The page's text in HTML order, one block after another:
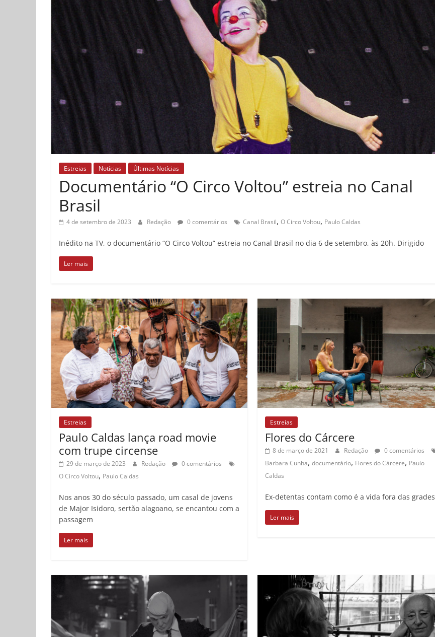
Estreias Notícias Últimas Notícias
Documentário “O Circo Voltou” estreia no Canal
Brasil
4 de setembro de 2023 Redação 0 comentários Canal Brasil, O Circo Voltou, Paulo Caldas
Inédito na TV, o documentário “O Circo Voltou” estreia no Canal Brasil no dia 6 de setembro, às 20h. Dirigido
Ler mais
Estreias
Paulo Caldas lança road movie
com trupe circense
29 de março de 2023 Redação
0 comentários
O Circo Voltou, Paulo Caldas
Nos anos 30 do século passado, um casal de jovens
de Major Isidoro, sertão alagoano, se encantou com a
passagem
Ler mais
Estreias
Flores do Cárcere
8 de março de 2021 Redação
0 comentários
Barbara Cunha,documentário, Flores do Cárcere, Paulo
Caldas
Ex-detentas contam como é a vida fora das grades
Ler mais